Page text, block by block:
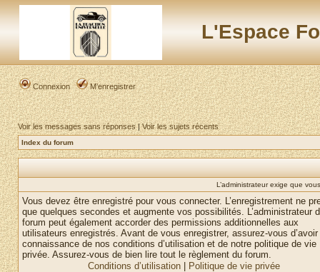
L'Espace
Connexion M’enregistrer
Voir les messages sans réponses|Voir les sujets récents
Index du forum
L’administrateur exige que
Vous devez être enregistré pour vous connecter. L’enregistrement ne
que quelques secondes et augmente vos possibilités. L’administrateur
forum peut également accorder des permissions additionnelles aux
utilisateurs enregistrés. Avant de vous enregistrer, assurez-vous
connaissance de nos conditions d’utilisation et de notre politique de vie
privée. Assurez-vous de bien lire tout le règlement du forum.
Conditions d’utilisation
Politique de vie privée